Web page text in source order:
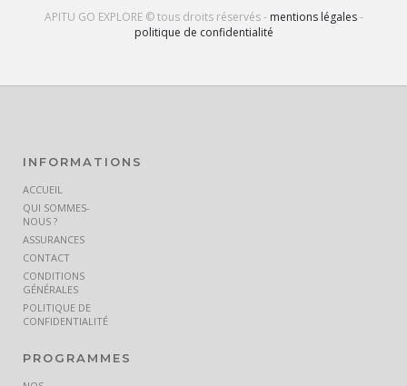
APITU GO EXPLORE © tous droits réservés - mentions légales-
politique de confidentialité
INFORMATIONS
ACCUEIL
QUI SOMMES-
NOUS ?
ASSURANCES
CONTACT
CONDITIONS
GÉNÉRALES
POLITIQUE DE
CONFIDENTIALITÉ
PROGRAMMES